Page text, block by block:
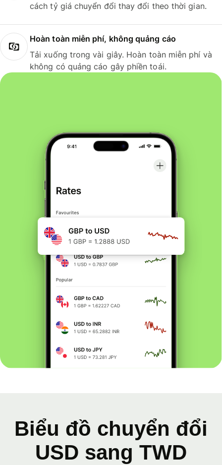
cách tỷ giá chuyển đổi thay đổi theo thời gian.
Hoàn toàn miễn phí, không quảng cáo
Tải xuống trong vài giây. Hoàn toàn miễn phí và
không có quảng cáo gây phiền toái.
Biểu đồ chuyển đổi
USD sang TWD